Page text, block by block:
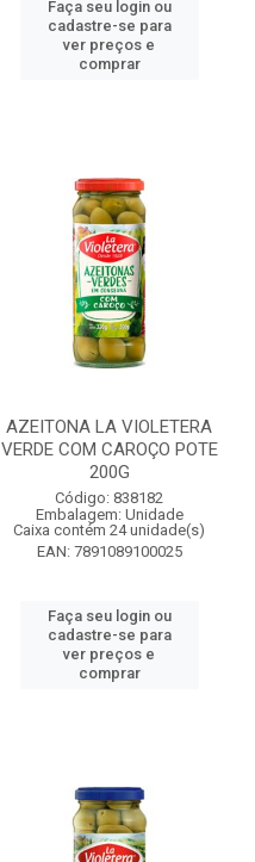
Faça seu login ou
cadastre-se para
ver preços e
comprar
AZEITONA LA VIOLETERA
VERDE COM CAROÇO POTE
200G
Código: 838182
Embalagem: Unidade
Caixa contém 24 unidade(s)
EAN: 7891089100025
Faça seu login ou
cadastre-se para
ver preços e
comprar